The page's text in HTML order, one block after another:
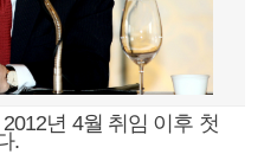
년 4월 취임 이후 첫
.